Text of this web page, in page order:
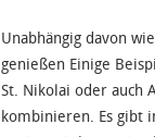
Unabhängig davon
genießen Einige
St. Nikolai oder auch
kombinieren. Es gibt